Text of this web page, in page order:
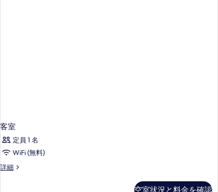
客室
定員 1 名
WiFi (無料)
詳細
客
空室状況と料金を確認